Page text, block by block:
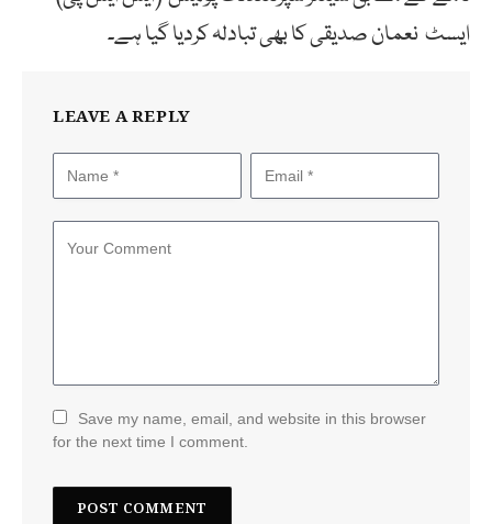
ایسٹ نعمان صدیقی کا بھی تبادلہ کردیا گیا ہے۔
LEAVE A REPLY
Save my name, email, and website in this browser
for the next time I comment.